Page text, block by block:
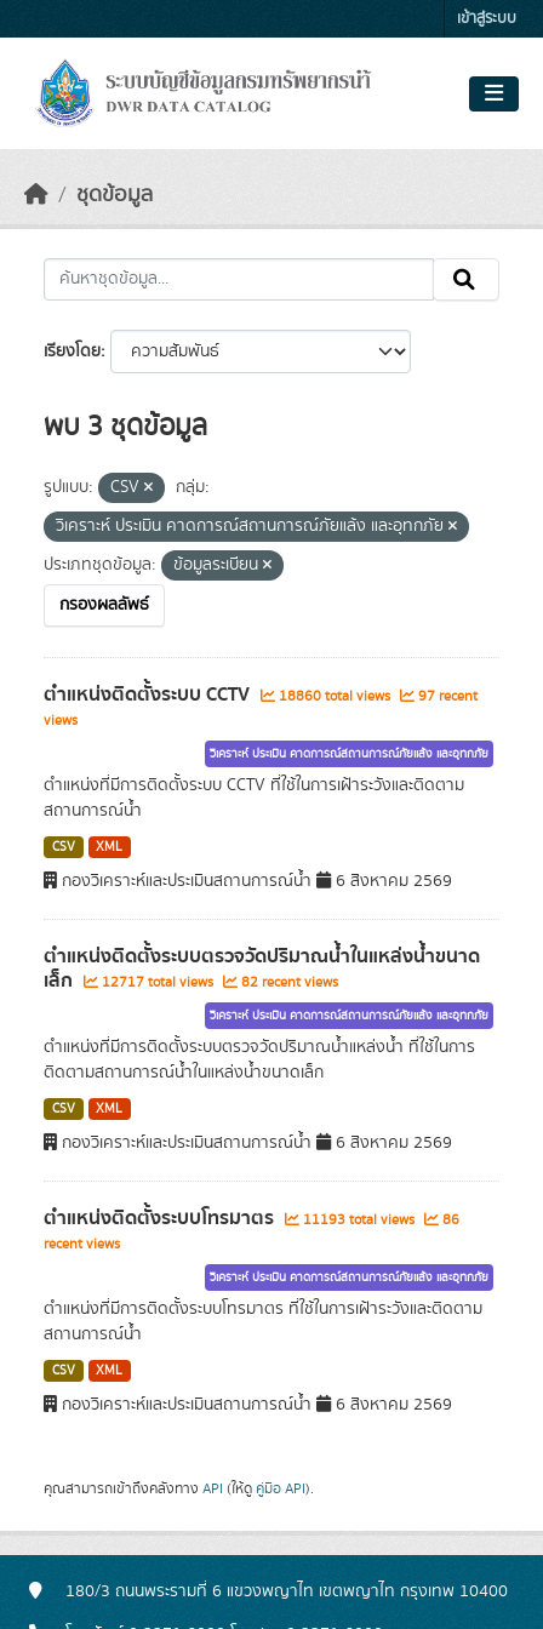
เข้าสู่ระบบ
ชุดข้อมูล
เรียงโดย
พบ 3 ชุดข้อมูล
รูปแบบ: CSV
กลุ่ม:
วิเคราะห์ ประเมิน คาดการณ์สถานการณ์ภัยแล้ง และอุทกภัย
ประเภทชุดข้อมูล:
ข้อมูลระเบียน
กรองผลลัพธ์
ตำแหน่งติดตั้งระบบ CCTV 18860 total views
97 recent
views
วิเคราะห์ ประเมิน คาดการณ์สถานการณ์ภัยแล้ง และอุทกภัย
ตำแหน่งที่มีการติดตั้งระบบ CCTV ที่ใช้ในการเฝ้าระวังและติดตาม
สถานการณ์น้ำ
CSV XML
กองวิเคราะห์และประเมินสถานการณ์น้ำ 6 สิงหาคม 2569
ตำแหน่งติดตั้งระบบตรวจวัดปริมาณน้ำในแหล่งน้ำขนาด
เล็ก 12717 total views 82 recent views
วิเคราะห์ ประเมิน คาดการณ์สถานการณ์ภัยแล้ง และอุทกภัย
ตำแหน่งที่มีการติดตั้งระบบตรวจวัดปริมาณน้ำแหล่งน้ำ ที่ใช้ในการ
ติดตามสถานการณ์น้ำในแหล่งน้ำขนาดเล็ก
CSV XML
กองวิเคราะห์และประเมินสถานการณ์น้ำ 6 สิงหาคม 2569
ตำแหน่งติดตั้งระบบโทรมาตร 11193 total views
86
recent views
วิเคราะห์ ประเมิน คาดการณ์สถานการณ์ภัยแล้ง และอุทกภัย
ตำแหน่งที่มีการติดตั้งระบบโทรมาตร ที่ใช้ในการเฝ้าระวังและติดตาม
สถานการณ์น้ำ
CSV XML
กองวิเคราะห์และประเมินสถานการณ์น้ำ 6 สิงหาคม 2569
คุณสามารถเข้าถึงคลังทาง API (ให้ดู คู่มือ API).
180/3 ถนนพระรามที่ 6 แขวงพญาไท เขตพญาไท กรุงเทพ 10400